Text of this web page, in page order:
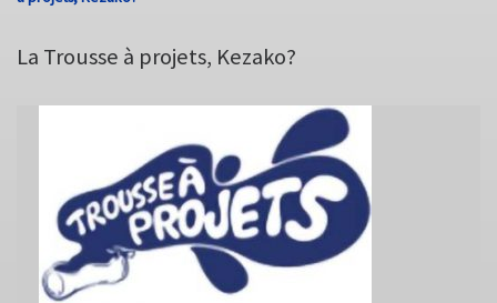
La Trousse à projets, Kezako?